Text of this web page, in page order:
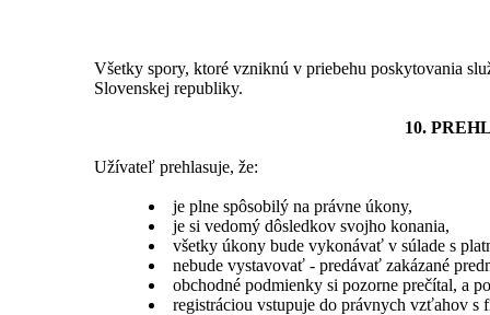
Všetky spory, ktoré vzniknú v priebehu poskytovania
Slovenskej republiky.
10.
Užívateľ prehlasuje, že:
je plne spôsobilý na právne úkony,
je si vedomý dôsledkov svojho konania,
všetky úkony bude vykonávať v súlade s
nebude vystavovať - predávať zakázané
obchodné podmienky si pozorne prečítal, a
registráciou vstupuje do právnych vzťahov s